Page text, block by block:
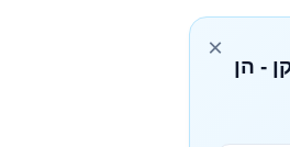
×
- הן